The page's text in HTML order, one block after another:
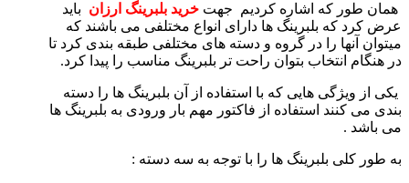
همان طور که اشاره کردیم جهت خرید بلبرینگ ارزان باید
عرض کرد که بلبرینگ ها دارای انواع مختلفی می باشند که
میتوان آنها را در گروه و دسته های مختلفی طبقه بندی کرد تا
در هنگام انتخاب بتوان راحت تر بلبرینگ مناسب را پیدا کرد.
یکی از ویژگی هایی که با استفاده از آن بلبرینگ ها را دسته
بندی می کنند استفاده از فاکتور مهم بار ورودی به بلبرینگ ها
می باشد .
به طور کلی بلبرینگ ها را با توجه به سه دسته :